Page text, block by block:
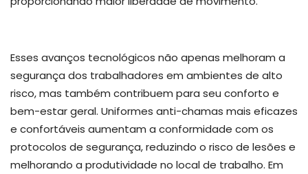
Esses avanços tecnológicos não apenas melhoram a
segurança dos trabalhadores em ambientes de alto
risco, mas também contribuem para seu conforto e
bem-estar geral. Uniformes anti-chamas mais eficazes
e confortáveis aumentam a conformidade com os
protocolos de segurança, reduzindo o risco de lesões e
melhorando a produtividade no local de trabalho. Em